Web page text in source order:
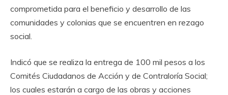
comprometida para el beneficio y desarrollo de las
comunidades y colonias que se encuentren en rezago
social.
Indicó que se realiza la entrega de 100 mil pesos a los
Comités Ciudadanos de Acción y de Contraloría Social;
los cuales estarán a cargo de las obras y acciones